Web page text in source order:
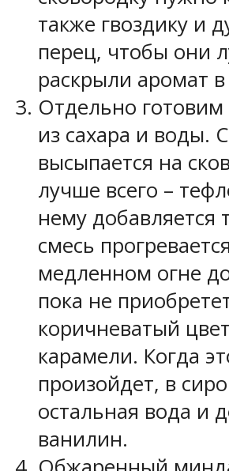
также гвоздику и
перец, чтобы они
раскрыли аромат в
Отдельно
из сахара и воды.
высыпается на
лучше всего –
нему добавляется
смесь
медленном огне
пока не
коричневатый
карамели. Когда
произойдет, в
остальная вода и
ванилин.